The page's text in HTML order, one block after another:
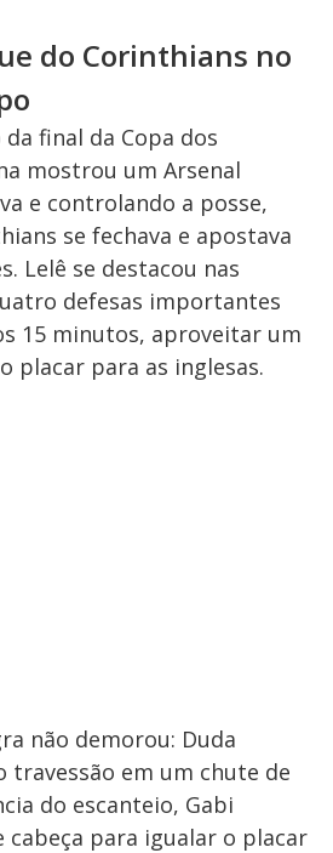
do Corinthians no
final da Copa dos
mostrou um Arsenal
e controlando a posse,
se fechava e apostava
Lelê se destacou nas
defesas importantes
15 minutos, aproveitar um
placar para as inglesas.
não demorou: Duda
travessão em um chute de
do escanteio, Gabi
cabeça para igualar o placar